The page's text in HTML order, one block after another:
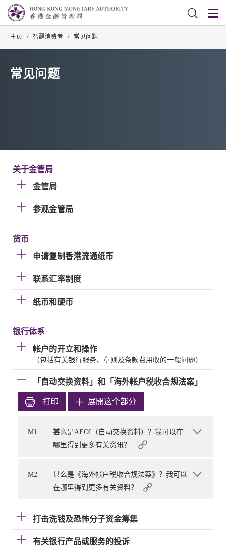
主页 / 智醒消费者 / 常见问题
常见问题
关于金管局
金管局
参观金管局
货币
申请复制香港流通纸币
联系汇率制度
纸币和硬币
银行体系
帐户的开立和操作
（包括有关银行服务、章则及条款费用收的一般问题）
「自动交换资料」和「海外帐户税收合规法案」
打印 展開这个部分
M1
甚么是AEOI（自动交换资料）？我可以在
哪里得到更多有关资讯？
M2
甚么是《海外帐户税收合规法案》？我可以
在哪里得到更多有关资料？
打击洗钱及恐怖分子资金筹集
有关银行产品或服务的投诉